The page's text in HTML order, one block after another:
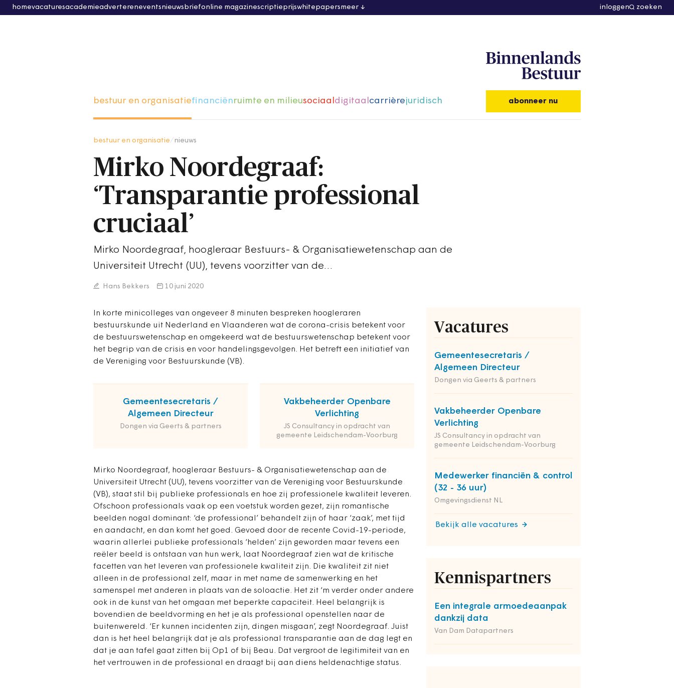
homevacaturesacademieadvertereneventsnieuwsbriefonline magazinescriptieprijswhitepapersmeer inloggen zoeken
bestuur en organisatiefinanciënruimte en milieusociaaldigitaalcarrièrejuridisch abonneer nu
bestuur en organisatie nieuws
Mirko Noordegraaf:
‘Transparantie professional
cruciaal’
Mirko Noordegraaf, hoogleraar Bestuurs- & Organisatiewetenschap aan de
Universiteit Utrecht (UU), tevens voorzitter van de…
Hans Bekkers 10 juni 2020
In korte minicolleges van ongeveer 8 minuten bespreken hoogleraren
bestuurskunde uit Nederland en Vlaanderen wat de corona-crisis betekent voor
de bestuurswetenschap en omgekeerd wat de bestuurswetenschap betekent voor
het begrip van de crisis en voor handelingsgevolgen. Het betreft een initiatief van
de Vereniging voor Bestuurskunde (VB).
Gemeentesecretaris /
Algemeen Directeur
Dongen via Geerts & partners
Vakbeheerder Openbare
Verlichting
JS Consultancy in opdracht van
gemeente Leidschendam-Voorburg
Mirko Noordegraaf, hoogleraar Bestuurs- & Organisatiewetenschap aan de
Universiteit Utrecht (UU), tevens voorzitter van de Vereniging voor Bestuurskunde
(VB), staat stil bij publieke professionals en hoe zij professionele kwaliteit leveren.
Ofschoon professionals vaak op een voetstuk worden gezet, zijn romantische
beelden nogal dominant: ‘de professional’ behandelt zijn of haar ‘zaak’, met tijd
en aandacht, en dan komt het goed. Gevoed door de recente Covid-19-periode,
waarin allerlei publieke professionals ‘helden’ zijn geworden maar tevens een
reëler beeld is ontstaan van hun werk, laat Noordegraaf zien wat de kritische
facetten van het leveren van professionele kwaliteit zijn. Die kwaliteit zit niet
alleen in de professional zelf, maar in met name de samenwerking en het
samenspel met anderen in plaats van de soloactie. Het zit ‘m verder onder andere
ook in de kunst van het omgaan met beperkte capaciteit. Heel belangrijk is
bovendien de beeldvorming en het je als professional openstellen naar de
buitenwereld. ‘Er kunnen incidenten zijn, dingen misgaan’, zegt Noordegraaf. Juist
dan is het heel belangrijk dat je als professional transparantie aan de dag legt en
dat je aan tafel gaat zitten bij Op1 of bij Beau. Dat vergroot de legitimiteit van en
het vertrouwen in de professional en draagt bij aan diens heldenachtige status.
Vacatures
Gemeentesecretaris /
Algemeen Directeur
Dongen via Geerts & partners
Vakbeheerder Openbare
Verlichting
JS Consultancy in opdracht van
gemeente Leidschendam-Voorburg
Medewerker financiën & control
(32 - 36 uur)
Omgevingsdienst NL
Bekijk alle vacatures
Kennispartners
Een integrale armoedeaanpak
dankzij data
Van Dam Datapartners